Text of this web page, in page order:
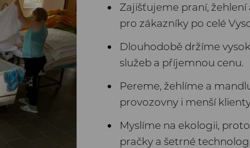
Zajišťujeme praní,
pro zákazníky po celé
Dlouhodobě držíme
služeb a příjemnou cenu.
Pereme, žehlíme a
provozovny i menší
Myslíme na ekologii,
pračky a šetrné